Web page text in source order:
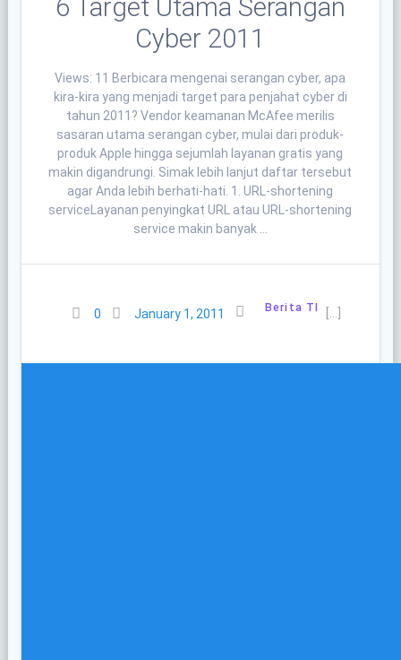
6 Target Utama Serangan
Cyber 2011
Views: 11 Berbicara mengenai serangan cyber, apa
kira-kira yang menjadi target para penjahat cyber di
tahun 2011? Vendor keamanan McAfee merilis
sasaran utama serangan cyber, mulai dari produk-
produk Apple hingga sejumlah layanan gratis yang
makin digandrungi. Simak lebih lanjut daftar tersebut
agar Anda lebih berhati-hati. 1. URL-shortening
serviceLayanan penyingkat URL atau URL-shortening
service makin banyak …
0 January 1, 2011 Berita TI […]